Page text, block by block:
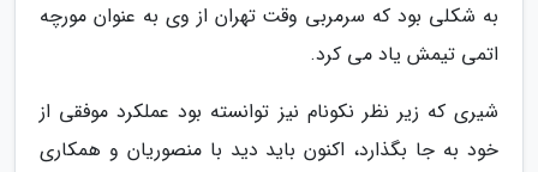
به شکلی بود که سرمربی وقت تهران از وی به عنوان مورچه
اتمی تیمش یاد می کرد.
شیری که زیر نظر نکونام نیز توانسته بود عملکرد موفقی از
خود به جا بگذارد، اکنون باید دید با منصوریان و همکاری